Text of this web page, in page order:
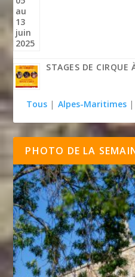
STAGES DE CIRQUE
Tous | Alpes-Maritimes |
PHOTO DE LA